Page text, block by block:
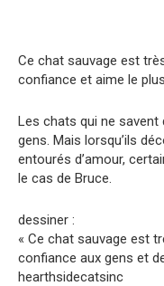
Ce chat sauvage est
confiance et aime le
Les chats qui ne
gens. Mais lorsqu’ils
entourés d’amour,
le cas de Bruce.
dessiner :
« Ce chat sauvage est
confiance aux gens et
hearthsidecatsinc